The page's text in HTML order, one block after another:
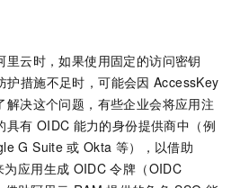
里云时，如果使用固定的访问密钥
护措施不足时，可能会因 AccessKey
决这个问题，有些企业会将应用注
具有 OIDC 能力的身份提供商中（例
G Suite 或 Okta 等），以借助
为应用生成 OIDC 令牌（OIDC